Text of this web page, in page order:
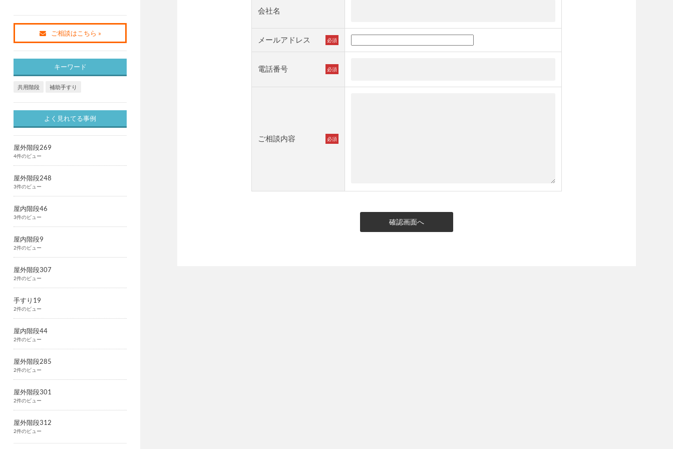
ご相談はこちら »
キーワード
共用階段 補助手すり
よく見れてる事例
屋外階段269
4件のビュー
屋外階段248
3件のビュー
屋内階段46
3件のビュー
屋内階段9
2件のビュー
屋外階段307
2件のビュー
手すり19
2件のビュー
屋内階段44
2件のビュー
屋外階段285
2件のビュー
屋外階段301
2件のビュー
屋外階段312
2件のビュー
会社名
メールアドレス 必須
電話番号 必須
ご相談内容 必須